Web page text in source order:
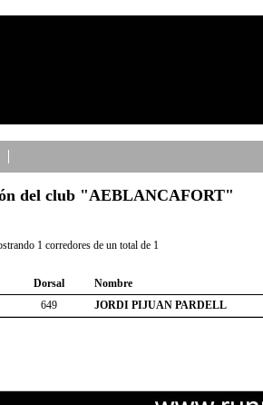
del club "AEBLANCAFORT"
1 corredores de un total de 1
Dorsal
Nombre
649
JORDI PIJUAN PARDELL